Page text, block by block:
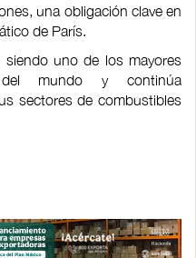
una obligación clave en
de París.
siendo uno de los mayores
mundo y continúa
sectores de combustibles